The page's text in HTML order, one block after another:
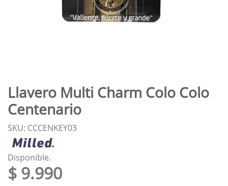
Llavero Multi Charm Colo Colo
Centenario
SKU: CCCENKEY03
Disponible.
$ 9.990